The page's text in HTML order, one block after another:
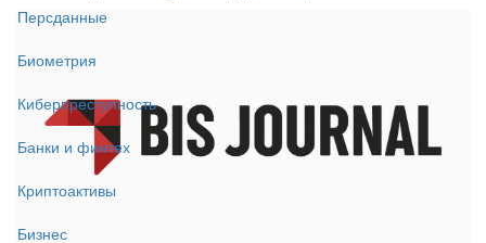
Персданные
Биометрия
Киберпреступность
Банки и финтех
Криптоактивы
Бизнес